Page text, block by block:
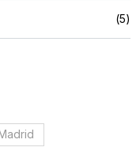
(5)